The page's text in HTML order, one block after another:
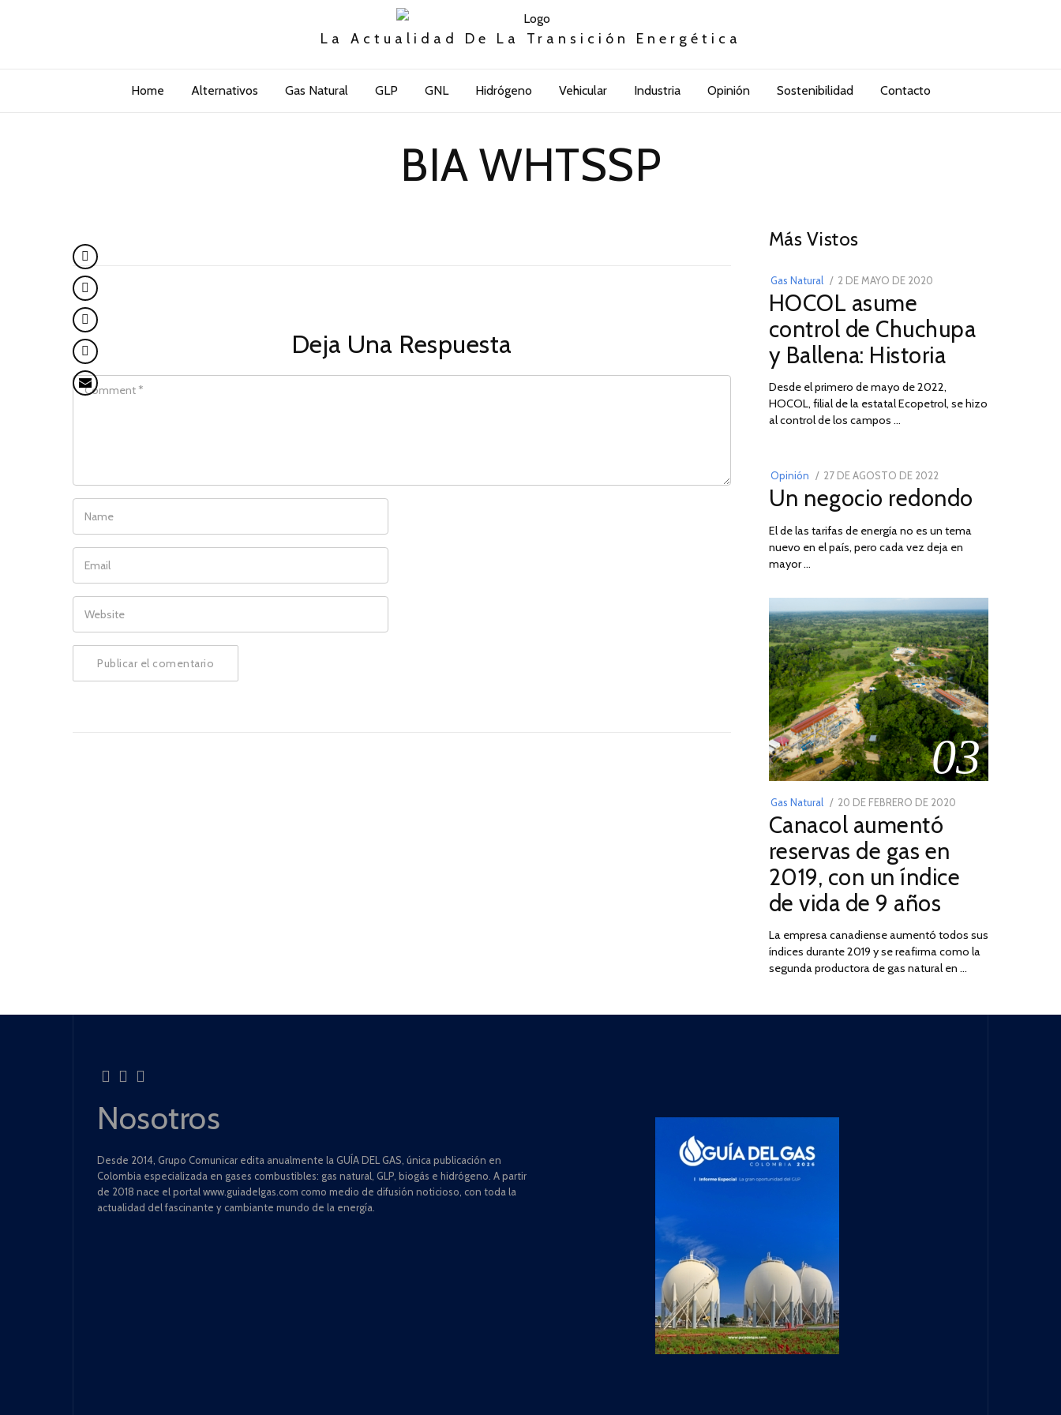
La Actualidad De La Transición Energética
Home Alternativos Gas Natural GLP GNL Hidrógeno Vehicular Industria Opinión Sostenibilidad Contacto
BIA WHTSSP
Deja Una Respuesta
COMMENT
NAME
EMAIL
WEBSITE
Más Vistos
Gas Natural
POSTED
ON
2 DE MAYO DE 2020
DE
2026
HOCOL asume
control de Chuchupa
y Ballena: Historia
Desde el primero de mayo de 2022,
HOCOL, filial de la estatal Ecopetrol, se hizo
al control de los campos …
Opinión
POSTED
ON
27 DE AGOSTO DE 202230
DE
DE
2022
Un negocio redondo
El de las tarifas de energía no es un tema
nuevo en el país, pero cada vez deja en
mayor …
03
Gas Natural
POSTED
ON
20 DE FEBRERO DE 2020
2025
Canacol aumentó
reservas de gas en
2019, con un índice
de vida de 9 años
La empresa canadiense aumentó todos sus
índices durante 2019 y se reafirma como la
segunda productora de gas natural en …
Nosotros
Desde 2014, Grupo Comunicar edita anualmente la GUÍA DEL GAS, única publicación en
Colombia especializada en gases combustibles: gas natural, GLP, biogás e hidrógeno. A partir
de 2018 nace el portal www.guiadelgas.com como medio de difusión noticioso, con toda la
actualidad del fascinante y cambiante mundo de la energía.